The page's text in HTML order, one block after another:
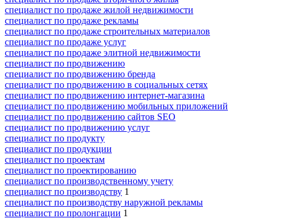
специалист по продаже жилой недвижимости
специалист по продаже рекламы
специалист по продаже строительных материалов
специалист по продаже услуг
специалист по продаже элитной недвижимости
специалист по продвижению
специалист по продвижению бренда
специалист по продвижению в социальных сетях
специалист по продвижению интернет-магазина
специалист по продвижению мобильных приложений
специалист по продвижению сайтов SEO
специалист по продвижению услуг
специалист по продукту
специалист по продукции
специалист по проектам
специалист по проектированию
специалист по производственному учету
специалист по производству 1
специалист по производству наружной рекламы
специалист по пролонгации 1